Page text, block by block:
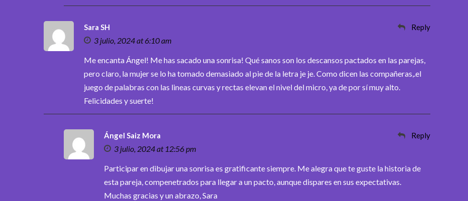
Sara SH
3 julio, 2024 at 6:10 am
Reply
Me encanta Ángel! Me has sacado una sonrisa! Qué sanos son los descansos pactados en las parejas,
pero claro, la mujer se lo ha tomado demasiado al pie de la letra je je. Como dicen las compañeras,.el
juego de palabras con las lineas curvas y rectas elevan el nivel del micro, ya de por sí muy alto.
Felicidades y suerte!
Ángel Saiz Mora
3 julio, 2024 at 12:56 pm
Reply
Participar en dibujar una sonrisa es gratificante siempre. Me alegra que te guste la historia de
esta pareja, compenetrados para llegar a un pacto, aunque dispares en sus expectativas.
Muchas gracias y un abrazo, Sara